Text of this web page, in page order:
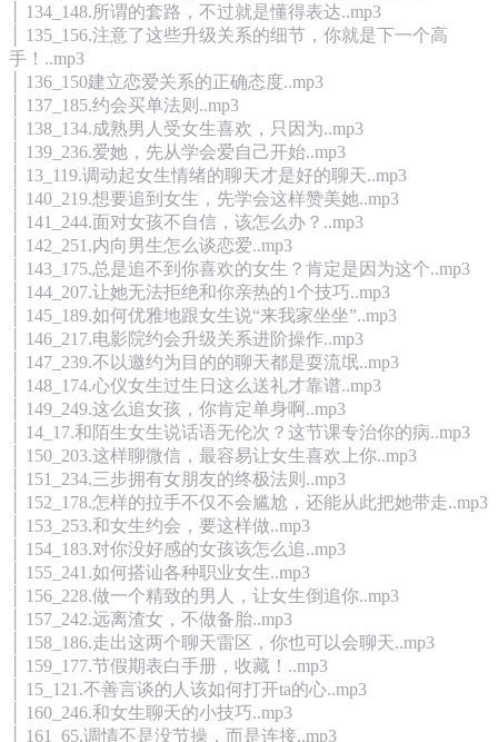
│ 134_148.所谓的套路，不过就是懂得表达..mp3
│ 135_156.注意了这些升级关系的细节，你就是下一个高
手！..mp3
│ 136_150建立恋爱关系的正确态度..mp3
│ 137_185.约会买单法则..mp3
│ 138_134.成熟男人受女生喜欢，只因为..mp3
│ 139_236.爱她，先从学会爱自己开始..mp3
│ 13_119.调动起女生情绪的聊天才是好的聊天..mp3
│ 140_219.想要追到女生，先学会这样赞美她..mp3
│ 141_244.面对女孩不自信，该怎么办？..mp3
│ 142_251.内向男生怎么谈恋爱..mp3
│ 143_175.总是追不到你喜欢的女生？肯定是因为这个..mp3
│ 144_207.让她无法拒绝和你亲热的1个技巧..mp3
│ 145_189.如何优雅地跟女生说“来我家坐坐”..mp3
│ 146_217.电影院约会升级关系进阶操作..mp3
│ 147_239.不以邀约为目的的聊天都是耍流氓..mp3
│ 148_174.心仪女生过生日这么送礼才靠谱..mp3
│ 149_249.这么追女孩，你肯定单身啊..mp3
│ 14_17.和陌生女生说话语无伦次？这节课专治你的病..mp3
│ 150_203.这样聊微信，最容易让女生喜欢上你..mp3
│ 151_234.三步拥有女朋友的终极法则..mp3
│ 152_178.怎样的拉手不仅不会尴尬，还能从此把她带走..mp3
│ 153_253.和女生约会，要这样做..mp3
│ 154_183.对你没好感的女孩该怎么追..mp3
│ 155_241.如何搭讪各种职业女生..mp3
│ 156_228.做一个精致的男人，让女生倒追你..mp3
│ 157_242.远离渣女，不做备胎..mp3
│ 158_186.走出这两个聊天雷区，你也可以会聊天..mp3
│ 159_177.节假期表白手册，收藏！..mp3
│ 15_121.不善言谈的人该如何打开ta的心..mp3
│ 160_246.和女生聊天的小技巧..mp3
│ 161_65.调情不是没节操，而是连接..mp3